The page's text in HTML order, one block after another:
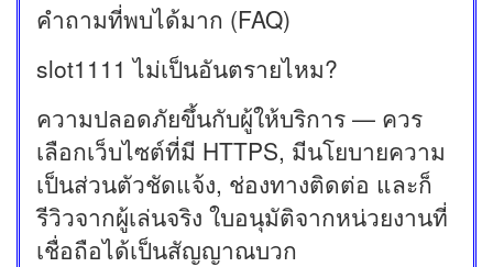
คำถามที่พบได้มาก (FAQ)
slot1111 ไม่เป็นอันตรายไหม?
ความปลอดภัยขึ้นกับผู้ให้บริการ — ควร
เลือกเว็บไซต์ที่มี HTTPS, มีนโยบายความ
เป็นส่วนตัวชัดแจ้ง, ช่องทางติดต่อ และก็
รีวิวจากผู้เล่นจริง ใบอนุมัติจากหน่วยงานที่
เชื่อถือได้เป็นสัญญาณบวก